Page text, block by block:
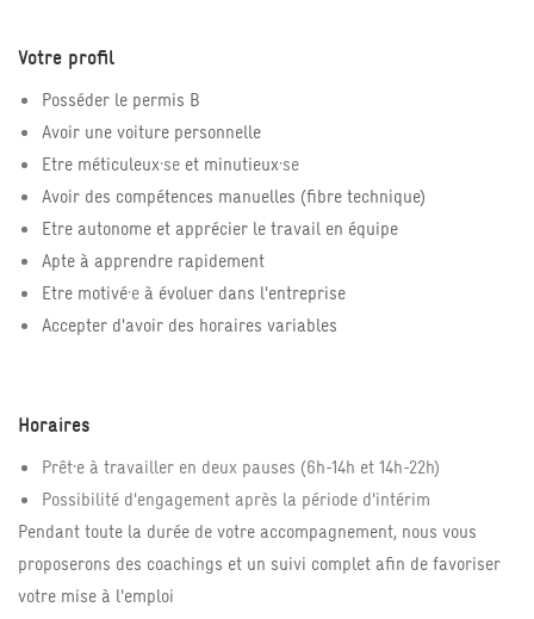
Votre profil
Posséder le permis B
Avoir une voiture personnelle
Etre méticuleux·se et minutieux·se
Avoir des compétences manuelles (fibre technique)
Etre autonome et apprécier le travail en équipe
Apte à apprendre rapidement
Etre motivé·eà évoluer dans l'entreprise
Accepter d'avoir des horaires variables
Horaires
Prêt·e à travailler en deux pauses (6h-14h et 14h-22h)
Possibilité d'engagement après la période d'intérim
Pendant toute la durée de votre accompagnement, nous vous
proposerons des coachings et un suivi complet afin de favoriser
votre mise à l'emploi